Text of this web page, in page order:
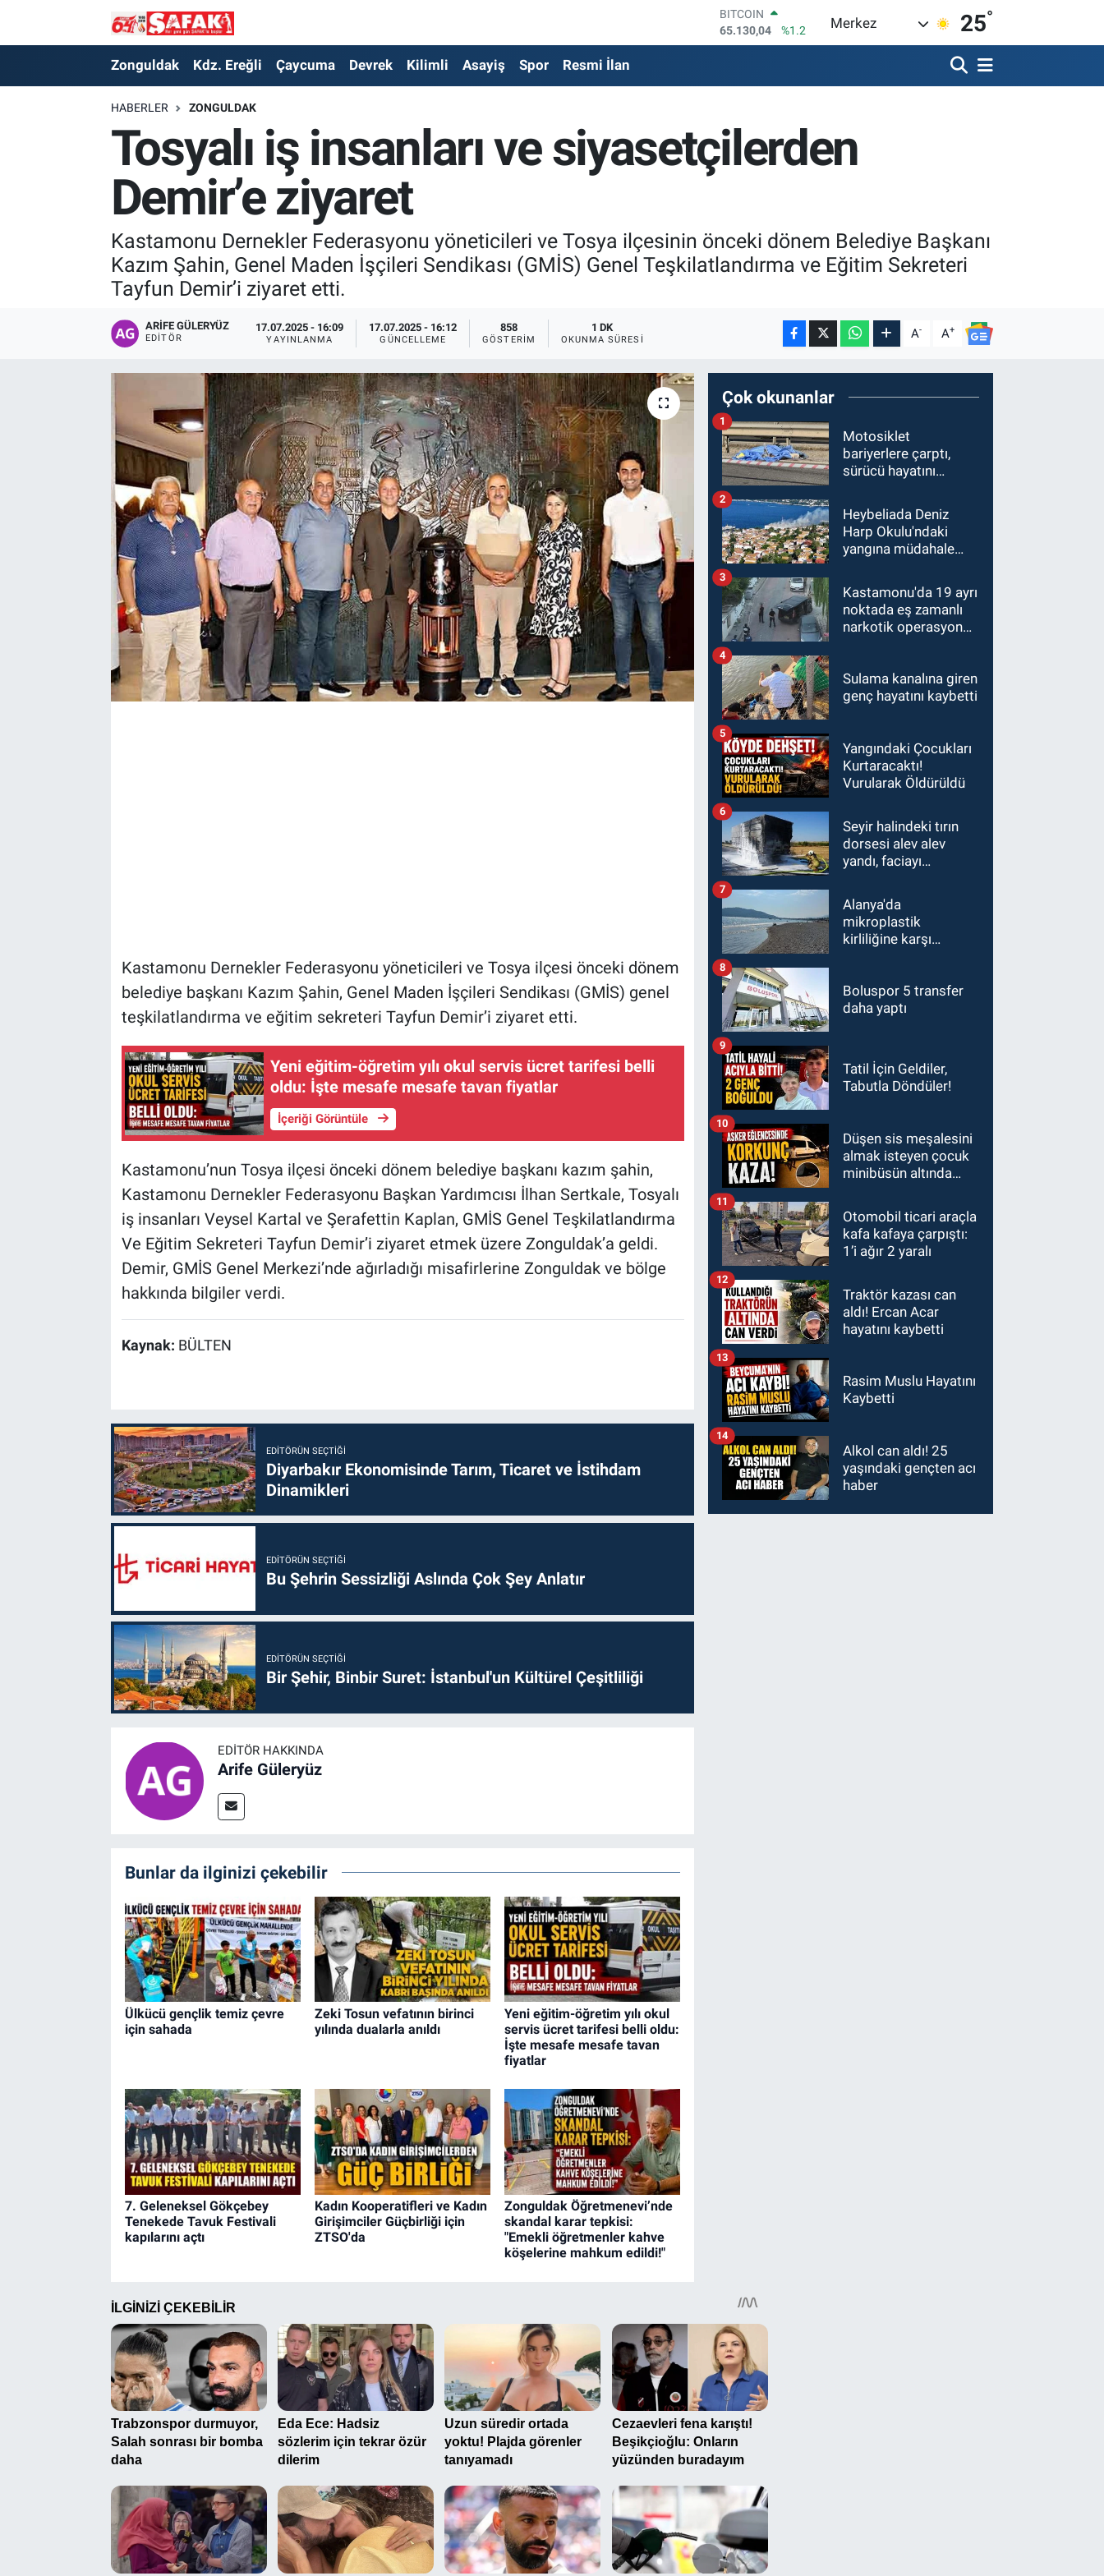
DOLAR
47,7106
%0.17
EURO
6618.49
%2.12
BİST100
13.773
%-19
Merkez 25°
Zonguldak Kdz. Ereğli Çaycuma Devrek Kilimli Asayiş Spor Resmi İlan
HABERLER ZONGULDAK
Tosyalı iş insanları ve siyasetçilerden
Demir’e ziyaret
Kastamonu Dernekler Federasyonu yöneticileri ve Tosya ilçesinin önceki dönem Belediye Başkanı
Kazım Şahin, Genel Maden İşçileri Sendikası (GMİS) Genel Teşkilatlandırma ve Eğitim Sekreteri
Tayfun Demir’i ziyaret etti.
ARIFE GÜLERYÜZ
EDITÖR
17.07.2025 - 16:09
YAYINLANMA
17.07.2025 - 16:12
GÜNCELLEME
858
GÖSTERIM
1 DK
OKUNMA SÜRESI A- A+
Kastamonu Dernekler Federasyonu yöneticileri ve Tosya ilçesi önceki dönem
belediye başkanı Kazım Şahin, Genel Maden İşçileri Sendikası (GMİS) genel
teşkilatlandırma ve eğitim sekreteri Tayfun Demir’i ziyaret etti.
Yeni eğitim-öğretim yılı okul servis ücret tarifesi belli
oldu: İşte mesafe mesafe tavan fiyatlar
İçeriği Görüntüle
Kastamonu’nun Tosya ilçesi önceki dönem belediye başkanı kazım şahin,
Kastamonu Dernekler Federasyonu Başkan Yardımcısı İlhan Sertkale, Tosyalı
iş insanları Veysel Kartal ve Şerafettin Kaplan, GMİS Genel Teşkilatlandırma
Ve Eğitim Sekreteri Tayfun Demir’i ziyaret etmek üzere Zonguldak’a geldi.
Demir, GMİS Genel Merkezi’nde ağırladığı misafirlerine Zonguldak ve bölge
hakkında bilgiler verdi.
Kaynak: BÜLTEN
EDITÖRÜN SEÇTIĞI
Diyarbakır Ekonomisinde Tarım, Ticaret ve İstihdam
Dinamikleri
EDITÖRÜN SEÇTIĞI
Bu Şehrin Sessizliği Aslında Çok Şey Anlatır
EDITÖRÜN SEÇTIĞI
Bir Şehir, Binbir Suret: İstanbul'un Kültürel Çeşitliliği
EDITÖR HAKKINDA
Arife Güleryüz
Bunlar da ilginizi çekebilir
Ülkücü gençlik temiz çevre
için sahada
Zeki Tosun vefatının birinci
yılında dualarla anıldı
Yeni eğitim-öğretim yılı okul
servis ücret tarifesi belli oldu:
İşte mesafe mesafe tavan
fiyatlar
7. Geleneksel Gökçebey
Tenekede Tavuk Festivali
kapılarını açtı
Kadın Kooperatifleri ve Kadın
Girişimciler Güçbirliği için
ZTSO'da
Zonguldak Öğretmenevi’nde
skandal karar tepkisi:
"Emekli öğretmenler kahve
köşelerine mahkum edildi!"
Çok okunanlar
Motosiklet
bariyerlere çarptı,
sürücü hayatını
1
Heybeliada Deniz
Harp Okulu'ndaki
yangına müdahale
2
Kastamonu'da 19 ayrı
noktada eş zamanlı
narkotik operasyonu:
3
Sulama kanalına giren
genç hayatını kaybetti
4
Yangındaki Çocukları
Kurtaracaktı!
Vurularak Öldürüldü
5
Seyir halindeki tırın
dorsesi alev alev
yandı, faciayı
önledi
6
Alanya'da
mikroplastik
kirliliğine karşı
7
Boluspor 5 transfer
daha yaptı
8
Tatil İçin Geldiler,
Tabutla Döndüler!
9
Düşen sis meşalesini
almak isteyen çocuk
minibüsün altında
10
Otomobil ticari araçla
kafa kafaya çarpıştı:
1’i ağır 2 yaralı
11
Traktör kazası can
aldı! Ercan Acar
hayatını kaybetti
12
Rasim Muslu Hayatını
Kaybetti
13
Alkol can aldı! 25
yaşındaki gençten acı
haber
14
Zonguldak
Kdz. Ereğli
Zonguldak Nöbetçi Eczaneler
Zonguldak Hava Durumu
Zonguldak Namaz Vakitleri
Zonguldak Trafik Yoğunluk Haritası
Süper Lig Puan Durumu ve Fikstür
Tüm Manşetler